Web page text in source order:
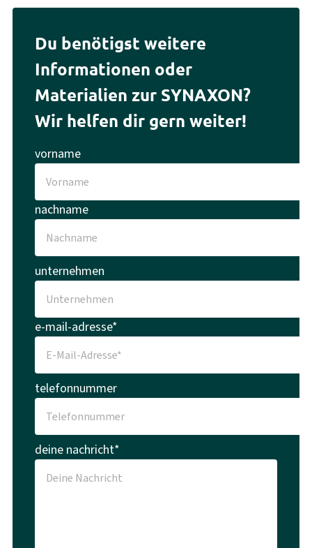
Du benötigst weitere
Informationen oder
Materialien zur SYNAXON?
Wir helfen dir gern weiter!
vorname
nachname
unternehmen
e-mail-adresse*
telefonnummer
deine nachricht*